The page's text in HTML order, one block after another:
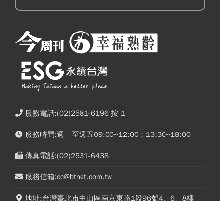
服務電話:(02)2581-6196 按 1
服務時間:週一至週五09:00~12:00；13:30~18:00
傳真電話:(02)2531-6438
服務信箱:cc@btnet.com.tw
地址:台灣臺北市中山區南京東路1段96號4、6、8樓